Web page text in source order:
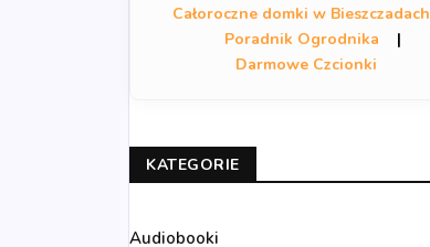
Całoroczne domki w Bieszczadach
Poradnik Ogrodnika
|
Darmowe Czcionki
KATEGORIE
Audiobooki